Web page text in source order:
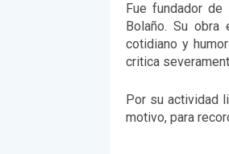
Fue fundador de
Bolaño. Su
cotidiano y
critica
Por su actividad
motivo, para